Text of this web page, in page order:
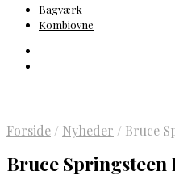
Bagværk
Kombiovne
Forside / Nyheder / Bruce
Bruce